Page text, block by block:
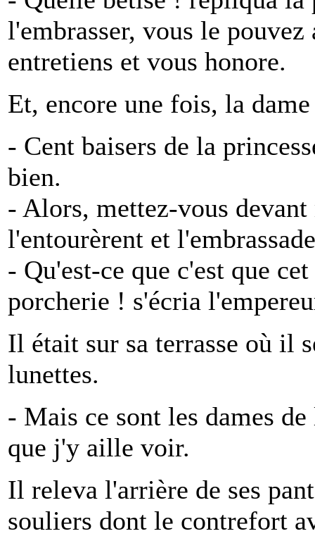
l'embrasser, vous le
entretiens et vous honore.
Et, encore une fois, la
- Cent baisers de la
bien.
- Alors, mettez-vous devant
l'entourèrent et
- Qu'est-ce que c'est que
porcherie ! s'écria
Il était sur sa terrasse où il
lunettes.
- Mais ce sont les dames
que j'y aille voir.
Il releva l'arrière de ses
souliers dont le contrefort